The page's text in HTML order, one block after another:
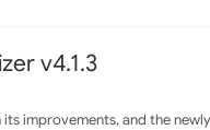
v4.1.3
improvements, and the